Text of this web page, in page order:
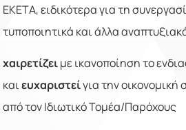
ΕΚΕΤΑ, ειδικότερα για τη
τυποποιητικά και άλλα
χαιρετίζειμε ικανοποίηση το
καιευχαριστείγια την
από τον Ιδιωτικό Τομέα/Παρόχους